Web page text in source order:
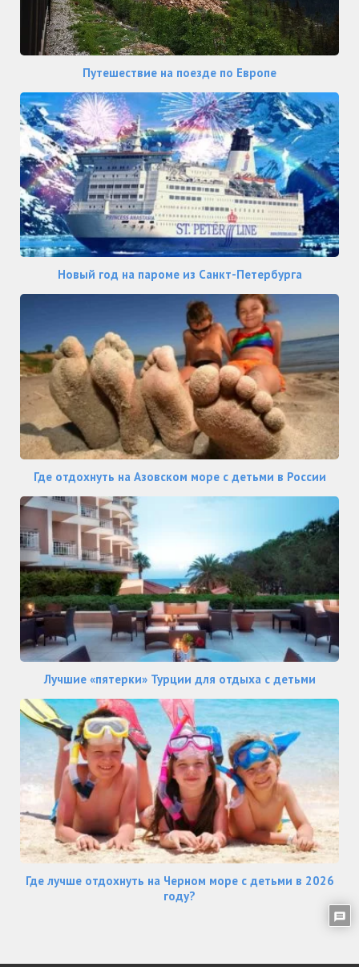
Путешествие на поезде по Европе
Новый год на пароме из Санкт-Петербурга
Где отдохнуть на Азовском море с детьми в России
Лучшие «пятерки» Турции для отдыха с детьми
Где лучше отдохнуть на Черном море с детьми в 2026
году?